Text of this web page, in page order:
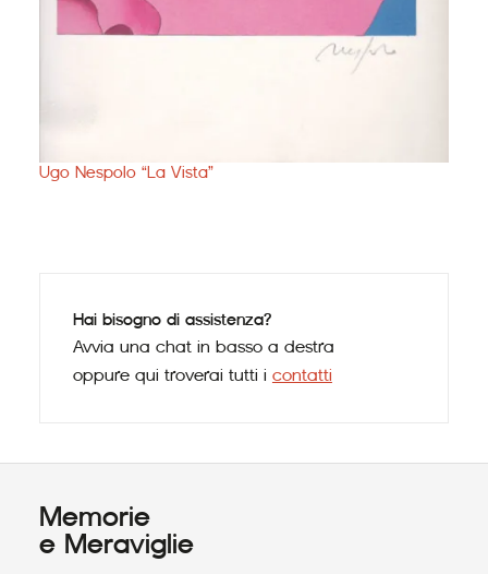
Ugo Nespolo “La Vista”
Hai bisogno di assistenza?
Avvia una chat in basso a destra
oppure qui troverai tutti i contatti
Memorie
e Meraviglie